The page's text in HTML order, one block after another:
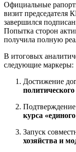
Официальные
визит
завершился
Попытка сторон
получила полную
В итоговых
следующие маркеры:
Достижение
курса
Запуск
хозяйства и